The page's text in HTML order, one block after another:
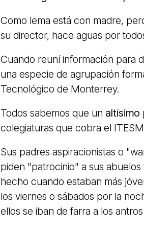
Como lema está con madre,
su director, hace aguas por
Cuando reuní información para
una especie de agrupación
Tecnológico de Monterrey.
Todos sabemos que un altísimo
colegiaturas que cobra el
Sus padres aspiracionistas o
piden "patrocinio" a sus
hecho cuando estaban más
los viernes o sábados por la
ellos se iban de farra a los